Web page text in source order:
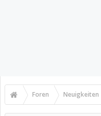
Foren Neuigkeiten